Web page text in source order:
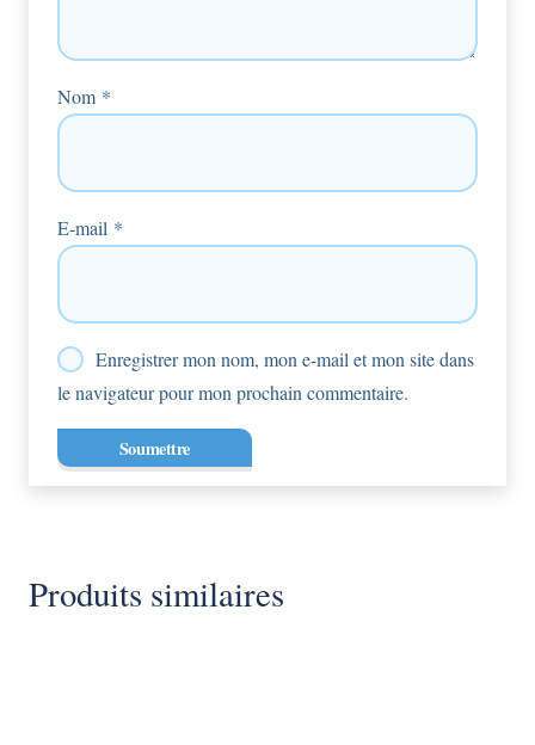
Nom *
E-mail *
Enregistrer mon nom, mon e-mail et mon site dans
le navigateur pour mon prochain commentaire.
Produits similaires